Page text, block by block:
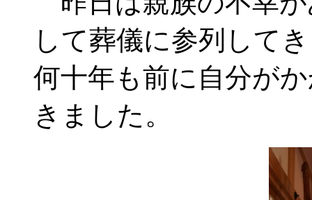
して葬儀に参列して
何十年も前に自分が
きました。